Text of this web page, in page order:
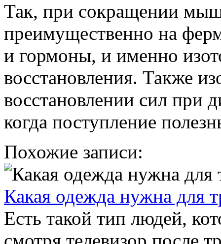
Так, при сокращении
преимущественно на
и гормоны, и именно
восстановления. Также
восстановлении сил при
когда поступление
Похожие записи:
Какая одежда нужна для
Есть такой тип людей,